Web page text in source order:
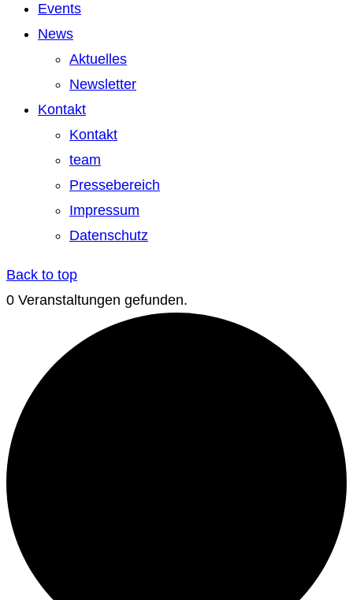
Events
News
Aktuelles
Newsletter
Kontakt
Kontakt
team
Pressebereich
Impressum
Datenschutz
Back to top
0 Veranstaltungen gefunden.